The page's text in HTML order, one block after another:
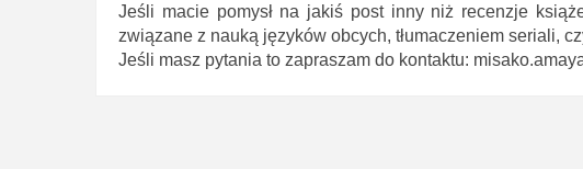
Jeśli macie pomysł na jakiś post inny niż recenzje
związane z nauką języków obcych, tłumaczeniem seriali,
Jeśli masz pytania to zapraszam do kontaktu: